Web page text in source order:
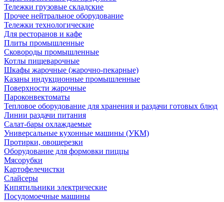
Тележки грузовые складские
Прочее нейтральное оборудование
Тележки технологические
Для ресторанов и кафе
Плиты промышленные
Сковороды промышленные
Котлы пищеварочные
Шкафы жарочные (жарочно-пекарные)
Казаны индукционные промышленные
Поверхности жарочные
Пароконвектоматы
Тепловое оборудование для хранения и раздачи готовых блюд
Линии раздачи питания
Салат-бары охлаждаемые
Универсальные кухонные машины (УКМ)
Протирки, овощерезки
Оборудование для формовки пиццы
Мясорубки
Картофелечистки
Слайсеры
Кипятильники электрические
Посудомоечные машины